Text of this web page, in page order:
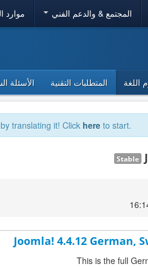
المجتمع & والدعم الفني موارد
اللغة المتطلبات التقنية الأسئلة
translating it! Click here to start.
Stable
Joomla! 4.4.12 German,
This is the full